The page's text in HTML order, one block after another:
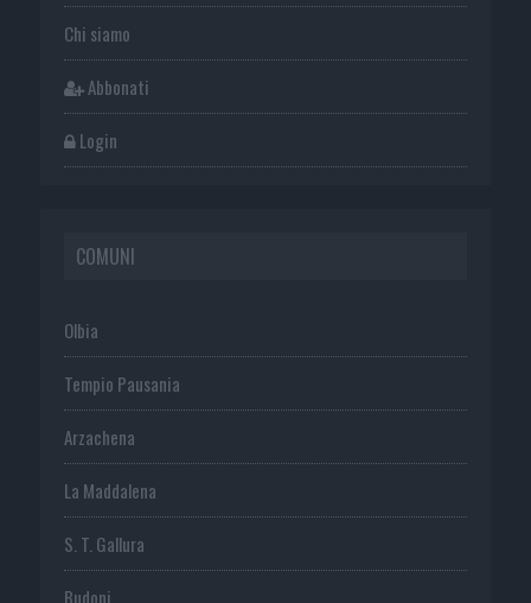
Chi siamo
Abbonati
Login
COMUNI
Olbia
Tempio Pausania
Arzachena
La Maddalena
S. T. Gallura
Budoni